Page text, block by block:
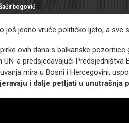
još jedno vruće političko ljeto, a sve
ovih dana s balkanske
UN-a predsjedavajući Predsjedništva
mira u Bosni i Hercegovini,
i dalje petljati u unutrašnja